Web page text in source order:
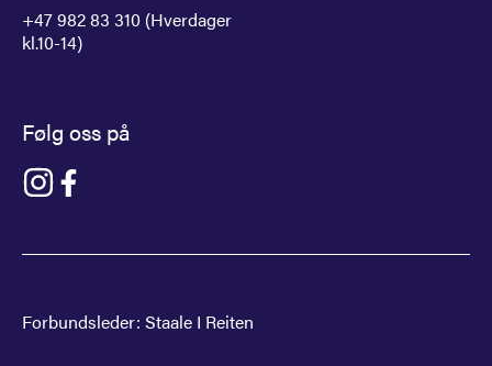
+47 982 83 310 (Hverdager
kl.10-14)
Følg oss på
Gå til NOF på instagram
Gå til NOF på facebook
Forbundsleder: Staale I Reiten